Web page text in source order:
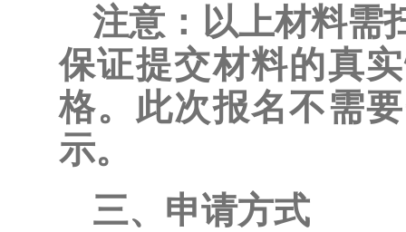
注意：以上材料需
保证提交材料的真
格。此次报名不需
示。
三、申请方式